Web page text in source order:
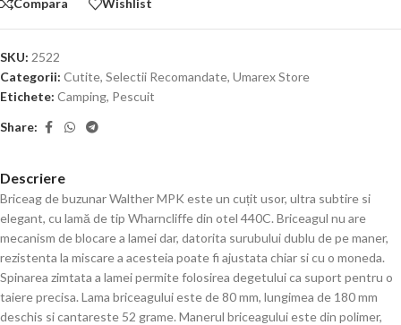
Compara Wishlist
SKU: 2522
Categorii: Cutite, Selectii Recomandate, Umarex Store
Etichete: Camping, Pescuit
Share:
Descriere
Briceag de buzunar Walther MPK este un cuțit usor, ultra subtire si
elegant, cu lamă de tip Wharncliffe din otel 440C. Briceagul nu are
mecanism de blocare a lamei dar, datorita surubului dublu de pe maner,
rezistenta la miscare a acesteia poate fi ajustata chiar si cu o moneda.
Spinarea zimtata a lamei permite folosirea degetului ca suport pentru o
taiere precisa. Lama briceagului este de 80 mm, lungimea de 180 mm
deschis si cantareste 52 grame. Manerul briceagului este din polimer,